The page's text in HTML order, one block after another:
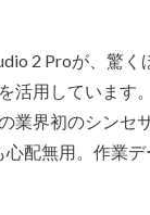
2 Proが、驚く
活用しています。
業界初のシンセ
配無用。作業デ